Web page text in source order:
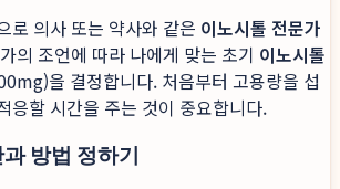
로 의사 또는 약사와 같은 이노시톨 전문가
의 조언에 따라 나에게 맞는 초기 이노시톨
을 결정합니다. 처음부터 고용량을 섭
응할 시간을 주는 것이 중요합니다.
방법 정하기